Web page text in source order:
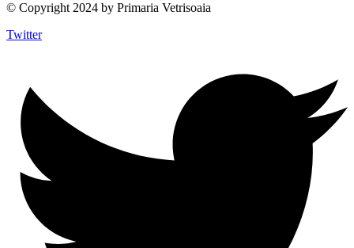
© Copyright 2024 by Primaria Vetrisoaia
Twitter